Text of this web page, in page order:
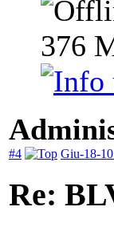
376
#4 Giu-18-
Re: